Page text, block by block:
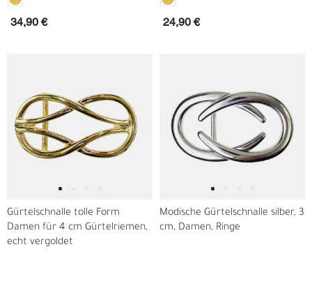
34,90 € 24,90 €
Gürtelschnalle tolle Form
Damen für 4 cm Gürtelriemen,
echt vergoldet
Modische Gürtelschnalle silber, 3
cm, Damen, Ringe